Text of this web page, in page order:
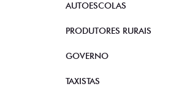
AUTOESCOLAS
PRODUTORES RURAIS
GOVERNO
TAXISTAS